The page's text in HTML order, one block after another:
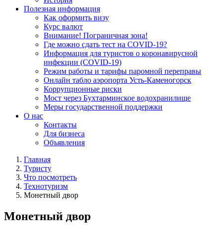
Полезная информация
Как оформить визу
Курс валют
Внимание! Пограничная зона!
Где можно сдать тест на COVID-19?
Информация для туристов о коронавирусной
инфекции (COVID-19)
Режим работы и тарифы паромной переправы
Онлайн табло аэропорта Усть-Каменогорск
Коррупционные риски
Мост через Бухтарминское водохранилище
Меры государственной поддержки
О нас
Контакты
Для бизнеса
Объявления
Главная
Туристу
Что посмотреть
Технотуризм
Монетный двор
Монетный двор